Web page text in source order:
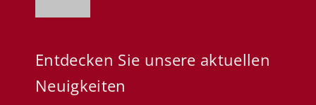
Entdecken Sie unsere aktuellen
Neuigkeiten